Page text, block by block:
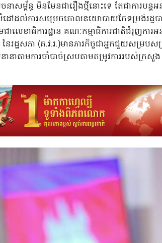
សម្ព័ន្ធ មិនមែនជារឿងថ្មីនោះទេ តែជាការបន្តអនុ
ដៅដល់ការសម្រេចគោលនយោបាយកែទម្រង់រដ្ឋ
េខាធិការដ្ឋាន គណៈកម្មាធិការជាតិជំរុញការអនុវ
រដ្ឋសភា (គ.វ.រ.)មានភារកិច្ចជាអ្នកជួយសម្រប
ានាតាមការចាំបាច់ស្របតាមតម្រូវការរបស់ក្រសួ